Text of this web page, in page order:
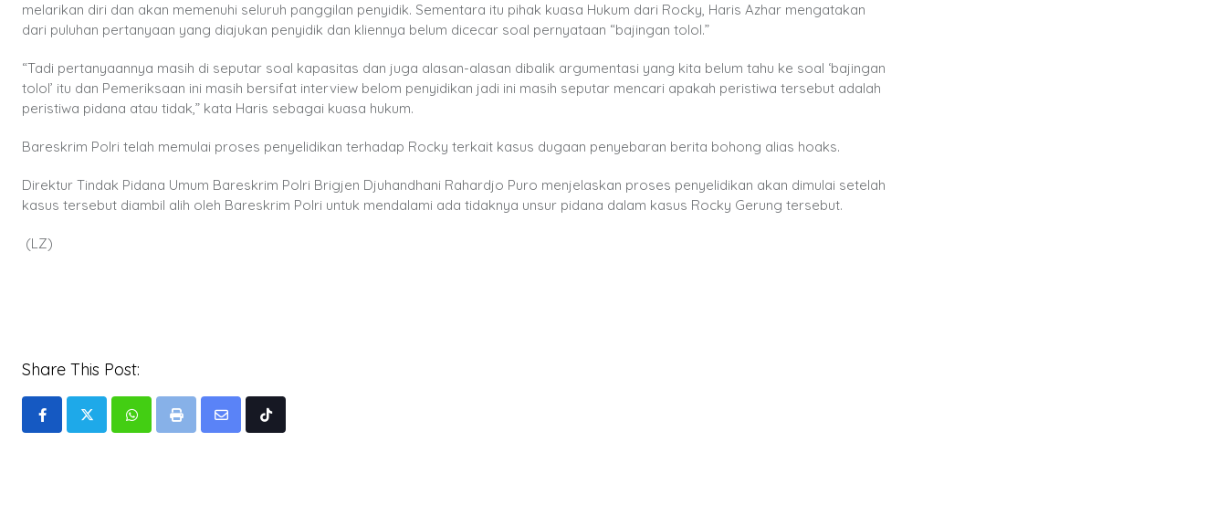
melarikan diri dan akan memenuhi seluruh panggilan penyidik. Sementara itu pihak kuasa Hukum dari Rocky, Haris Azhar mengatakan
dari puluhan pertanyaan yang diajukan penyidik dan kliennya belum dicecar soal pernyataan “bajingan tolol.”
“Tadi pertanyaannya masih di seputar soal kapasitas dan juga alasan-alasan dibalik argumentasi yang kita belum tahu ke soal ‘bajingan
tolol’ itu dan Pemeriksaan ini masih bersifat interview belom penyidikan jadi ini masih seputar mencari apakah peristiwa tersebut adalah
peristiwa pidana atau tidak,” kata Haris sebagai kuasa hukum.
Bareskrim Polri telah memulai proses penyelidikan terhadap Rocky terkait kasus dugaan penyebaran berita bohong alias hoaks.
Direktur Tindak Pidana Umum Bareskrim Polri Brigjen Djuhandhani Rahardjo Puro menjelaskan proses penyelidikan akan dimulai setelah
kasus tersebut diambil alih oleh Bareskrim Polri untuk mendalami ada tidaknya unsur pidana dalam kasus Rocky Gerung tersebut.
(LZ)
Share This Post:
WhatsappPrint
Share
Tiktok